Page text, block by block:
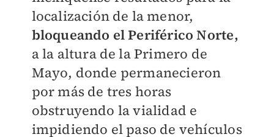
localización de la menor,
bloqueando el Periférico Norte,
a la altura de la Primero de
Mayo, donde permanecieron
por más de tres horas
obstruyendo la vialidad e
impidiendo el paso de vehículos